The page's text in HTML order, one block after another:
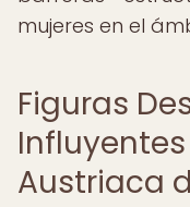
mujeres en el
Figuras
Austriaca